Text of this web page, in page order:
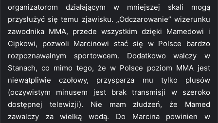
organizatorom działającym w mniejszej skali mogą
przysłużyć się temu zjawisku. „Odczarowanie” wizerunku
zawodnika MMA, przede wszystkim dzięki Mamedowi i
Cipkowi, pozwoli Marcinowi stać się w Polsce bardzo
rozpoznawalnym sportowcem. Dodatkowo walczy w
Stanach, co mimo tego, że w Polsce poziom MMA jest
niewątpliwie czołowy, przysparza mu tylko plusów
(oczywistym minusem jest brak transmisji w szeroko
dostępnej telewizji). Nie mam złudzeń, że Mamed
zawalczy za wielką wodą. Do Marcina powinien w